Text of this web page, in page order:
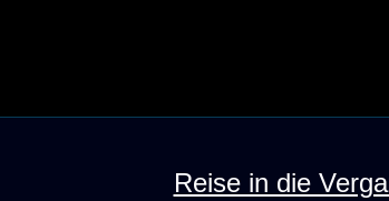
Reise in die